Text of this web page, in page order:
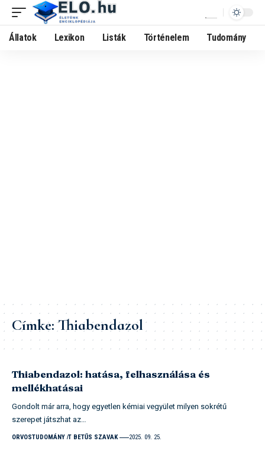
Állatok Lexikon Listák Történelem Tudomány
Címke:Thiabendazol
Thiabendazol: hatása, felhasználása és
mellékhatásai
Gondolt már arra, hogy egyetlen kémiai vegyület milyen sokrétű
szerepet játszhat az…
ORVOSTUDOMÁNY T BETŰS SZAVAK 2025. 09. 25.